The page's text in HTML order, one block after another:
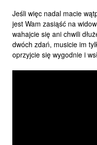
Jeśli więc nadal macie
jest Wam zasiąść na
wahajcie się ani chwili
dwóch zdań, musicie im
oprzyjcie się wygodnie i